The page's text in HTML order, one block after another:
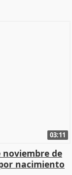
03:11
noviembre de
nacimiento